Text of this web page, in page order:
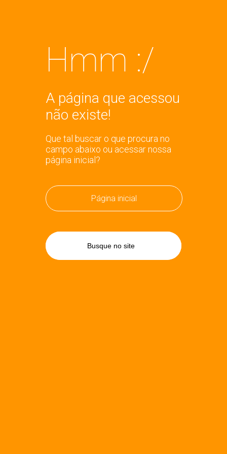
Hmm :/
A página que acessou
não existe!
Que tal buscar o que procura no
campo abaixo ou acessar nossa
página inicial?
Página inicial